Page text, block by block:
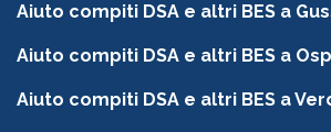
Aiuto compiti DSA e altri BES a
Aiuto compiti DSA e altri BES a
Aiuto compiti DSA e altri BES a